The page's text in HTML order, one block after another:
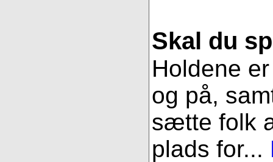
Skal du
Holdene
og på,
sætte folk
plads for...